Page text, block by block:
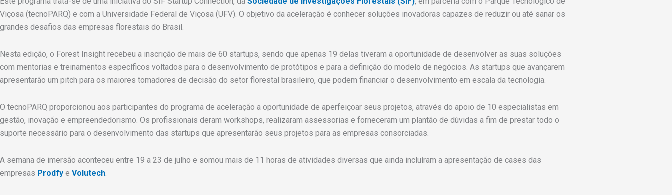
Viçosa (tecnoPARQ) e com a Universidade Federal de Viçosa (UFV). O objetivo da aceleração é conhecer soluções inovadoras capazes de reduzir ou até sanar os
grandes desafios das empresas florestais do Brasil.
Nesta edição, o Forest Insight recebeu a inscrição de mais de 60 startups, sendo que apenas 19 delas tiveram a oportunidade de desenvolver as suas soluções
com mentorias e treinamentos específicos voltados para o desenvolvimento de protótipos e para a definição do modelo de negócios. As startups que avançarem
apresentarão um pitch para os maiores tomadores de decisão do setor florestal brasileiro, que podem financiar o desenvolvimento em escala da tecnologia.
O tecnoPARQ proporcionou aos participantes do programa de aceleração a oportunidade de aperfeiçoar seus projetos, através do apoio de 10 especialistas em
gestão, inovação e empreendedorismo. Os profissionais deram workshops, realizaram assessorias e forneceram um plantão de dúvidas a fim de prestar todo o
suporte necessário para o desenvolvimento das startups que apresentarão seus projetos para as empresas consorciadas.
A semana de imersão aconteceu entre 19 a 23 de julho e somou mais de 11 horas de atividades diversas que ainda incluíram a apresentação de cases das
empresas Prodfy e Volutech.